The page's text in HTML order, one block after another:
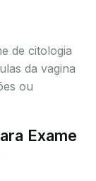
de citologia
da vagina
ou
Exame